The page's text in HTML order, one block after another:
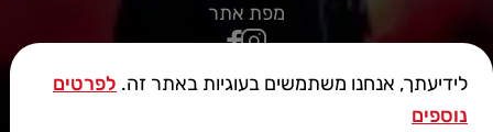
מפת אתר
לידיעתך, אנחנו משתמשים בעוגיות באתר זה. לפרטים
נוספים